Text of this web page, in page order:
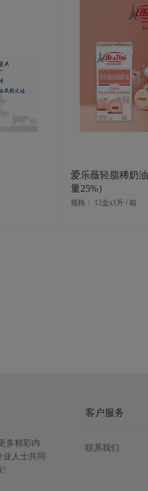
球多地厨师提供支持，打造美味
（Bocuse d’Or）、西点世界杯（
赛（Championnat de France du
前保罗博古斯酒店管理与厨艺学
与技术支持，并且拥有独特的品
产品系列：
爱乐薇为您提供稀奶油、奶油干
选择，为每一位消费者提供可口美
爱乐薇轻脂稀奶
量25%）
规格： 12盒x1升 / 箱
多精彩内
人士共同
!
客户服务
联系我们